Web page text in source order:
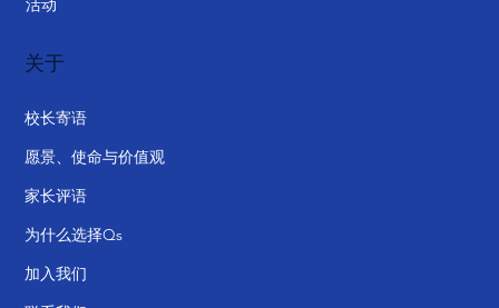
活动
关于
校长寄语
愿景、使命与价值观
家长评语
为什么选择Qs
加入我们